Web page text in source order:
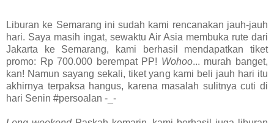
Liburan ke Semarang ini sudah kami rencanakan jauh-jauh
hari. Saya masih ingat, sewaktu Air Asia membuka rute dari
Jakarta ke Semarang, kami berhasil mendapatkan tiket
promo: Rp 700.000 berempat PP! Wohoo... murah banget,
kan! Namun sayang sekali, tiket yang kami beli jauh hari itu
akhirnya terpaksa hangus, karena masalah sulitnya cuti di
hari Senin #persoalan -_-